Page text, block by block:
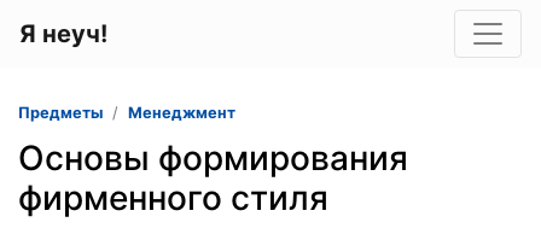
Я неуч!
Предметы Менеджмент
Основы формирования
фирменного стиля